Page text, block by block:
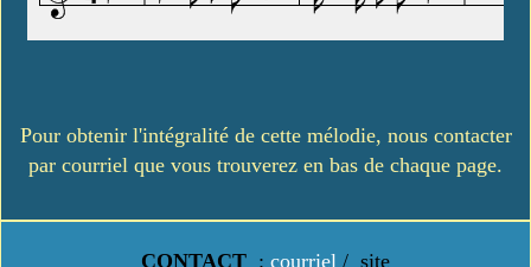
Pour obtenir l'intégralité de cette mélodie, nous contacter
par courriel que vous trouverez en bas de chaque page.
CONTACT : courriel / site